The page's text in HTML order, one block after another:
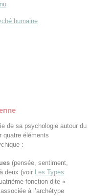
humaine
de sa psychologie autour du
quatre éléments
:
(pensée, sentiment,
deux (voir Les Types
fonction dite «
à l’archétype